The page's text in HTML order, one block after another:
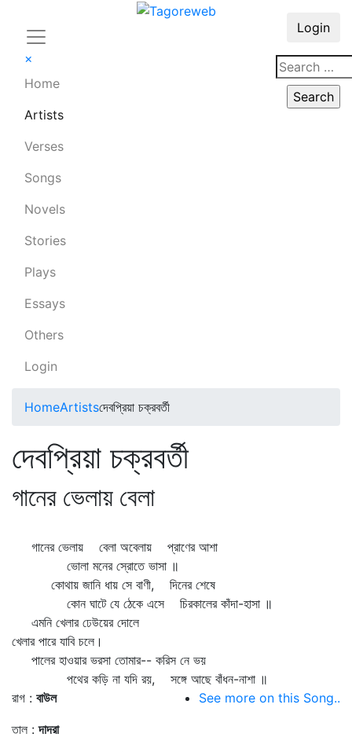
×
Home
Artists
Verses
Songs
Novels
Stories
Plays
Essays
Others
Login
Login
HomeArtistsদেবপ্রিয়া চক্রবর্তী
দেবপ্রিয়া চক্রবর্তী
গানের ভেলায় বেলা
গানের ভেলায় বেলা অবেলায় প্রাণের আশা
ভোলা মনের স্রোতে ভাসা ॥
কোথায় জানি ধায় সে বাণী, দিনের শেষে
কোন ঘাটে যে ঠেকে এসে চিরকালের কাঁদা-হাসা ॥
এমনি খেলার ঢেউয়ের দোলে
খেলার পারে যাবি চলে।
পালের হাওয়ার ভরসা তোমার-- করিস নে ভয়
পথের কড়ি না যদি রয়, সঙ্গে আছে বাঁধন-নাশা ॥
রাগ : বাউল
তাল :দাদরা
See more on this Song..